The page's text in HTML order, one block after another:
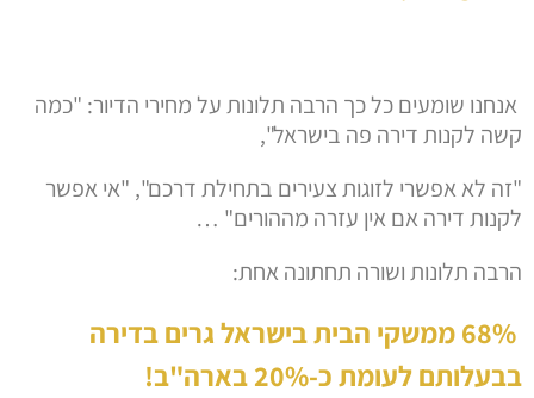
אנחנו שומעים כל כך הרבה תלונות על מחירי הדיור: "כמה
קשה לקנות דירה פה בישראל",
"זה לא אפשרי לזוגות צעירים בתחילת דרכם", "אי אפשר
לקנות דירה אם אין עזרה מההורים" …
הרבה תלונות ושורה תחתונה אחת:
68% ממשקי הבית בישראל גרים בדירה
בבעלותם לעומת כ-20% בארה"ב!